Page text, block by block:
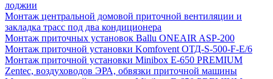
лоджии
Монтаж центральной домовой приточной вентиляции и
закладка трасс под два кондиционера
Монтаж приточных установок Ballu ONEAIR ASP-200
Монтаж приточной установки Komfovent ОТД-S-500-F-E/6
Монтаж приточной установки Minibox E-650 PREMIUM
Zentec, воздуховодов ЭРА, обвязки приточной машины